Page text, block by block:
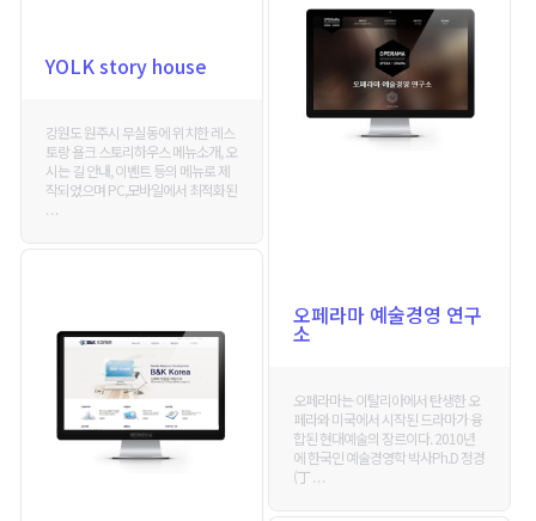
YOLK story house
강원도 원주시 무실동에 위치한 레스
토랑 욜크 스토리하우스 메뉴소개, 오
시는 길 안내, 이벤트 등의 메뉴로 제
작되었으며 PC,모바일에서 최적화된
. . .
오페라마 예술경영 연구
소
오페라마는 이탈리아에서 탄생한 오
페라와 미국에서 시작된 드라마가 융
합된 현대예술의 장르이다. 2010년
에 한국인 예술경영학 박사Ph.D 정경
(丁 . . .